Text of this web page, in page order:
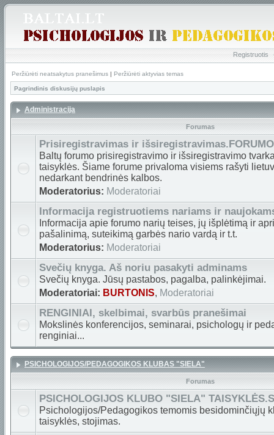
Registruotis
Peržiūrėti neatsakytus pranešimus | Peržiūrėti aktyvias temas
Pagrindinis diskusijų puslapis
Administracija
Forumas
Prisiregistravimas ir išsiregistravimas.FORUMO
Baltų forumo prisiregistravimo ir išsiregistravimo
taisyklės. Šiame forume privaloma visiems rašyti
nedarkant bendrinės kalbos.
Moderatorius: Moderatoriai
Informacija registruotiems nariams ir
Informacija apie forumo narių teises, jų išplėtimą ir
pašalinimą, suteikimą garbės nario vardą ir t.t.
Moderatorius: Moderatoriai
Svečių knyga. Aš noriu pasakyti adminams
Svečių knyga. Jūsų pastabos, pagalba, palinkėjimai.
Moderatoriai: BURTONIS, Moderatoriai
RENGINIAI, skelbimai, svarbūs pranešimai
Mokslinės konferencijos, seminarai, psichologų ir
renginiai...
PSICHOLOGIJOS/PEDAGOGIKOS KLUBAS "SIELA"
Forumas
PSICHOLOGIJOS KLUBO "SIELA"
Psichologijos/Pedagogikos temomis besidominčiųjų
taisyklės, stojimas.